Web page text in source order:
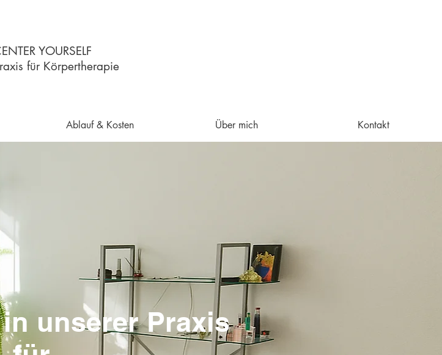
YOURSELF
für Körpertherapie
Ablauf & Kosten Über mich Kontakt
unserer Praxis